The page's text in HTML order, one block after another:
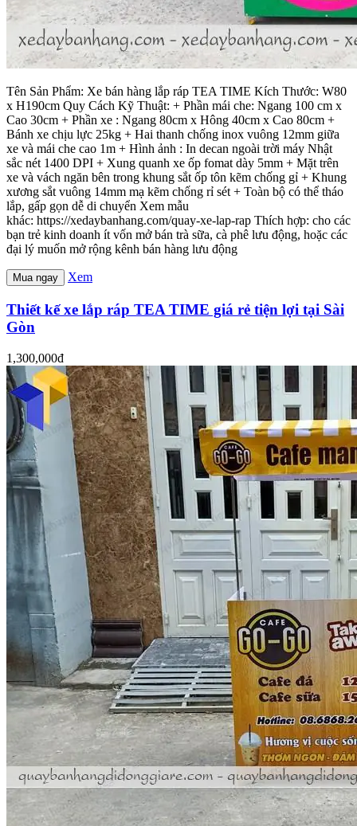
Tên Sản Phẩm: Xe bán hàng lắp ráp TEA TIME Kích Thước: W80
x H190cm Quy Cách Kỹ Thuật: + Phần mái che: Ngang 100 cm x
Cao 30cm + Phần xe : Ngang 80cm x Hông 40cm x Cao 80cm +
Bánh xe chịu lực 25kg + Hai thanh chống inox vuông 12mm giữa
xe và mái che cao 1m + Hình ảnh : In decan ngoài trời máy Nhật
sắc nét 1400 DPI + Xung quanh xe ốp fomat dày 5mm + Mặt trên
xe và vách ngăn bên trong khung sắt ốp tôn kẽm chống gỉ + Khung
xương sắt vuông 14mm mạ kẽm chống rỉ sét + Toàn bộ có thể tháo
lắp, gấp gọn dễ di chuyển Xem mẫu
khác: https://xedaybanhang.com/quay-xe-lap-rap Thích hợp: cho các
bạn trẻ kinh doanh ít vốn mở bán trà sữa, cà phê lưu động, hoặc các
đại lý muốn mở rộng kênh bán hàng lưu động
Mua ngay Xem
Thiết kế xe lắp ráp TEA TIME giá rẻ tiện lợi tại Sài
Gòn
1,300,000đ